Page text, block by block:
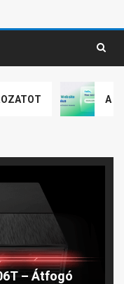
A QNAP
– Átfogó